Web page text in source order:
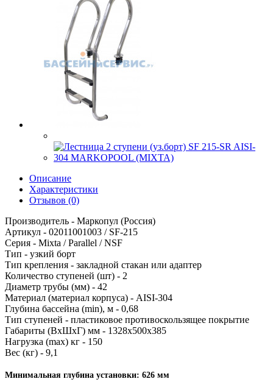
Описание
Характеристики
Отзывов (0)
Производитель - Маркопул (Россия)
Артикул - 02011001003 / SF-215
Серия - Mixta / Parallel / NSF
Тип - узкий борт
Тип крепления - закладной стакан или адаптер
Количество ступеней (шт) - 2
Диаметр трубы (мм) - 42
Материал (материал корпуса) - AISI-304
Глубина бассейна (min), м - 0,68
Тип ступеней - пластиковое противоскользящее покрытие
Габариты (ВхШхГ) мм - 1328х500х385
Нагрузка (mах) кг - 150
Вес (кг) - 9,1
Минимальная глубина установки: 626 мм